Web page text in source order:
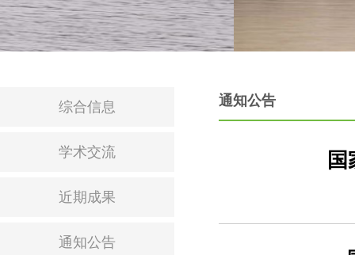
综合信息
学术交流
近期成果
通知公告
通知公告